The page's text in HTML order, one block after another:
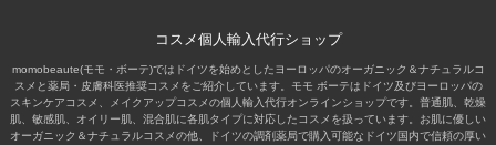
コスメ個人輸入代行ショップ
momobeaute(モモ・ボーテ)ではドイツを始めとしたヨーロッパのオーガニック＆ナチュラルコ
スメと薬局・皮膚科医推奨コスメをご紹介しています。モモ ボーテはドイツ及びヨーロッパの
スキンケアコスメ、メイクアップコスメの個人輸入代行オンラインショップです。普通肌、乾燥
肌、敏感肌、オイリー肌、混合肌に各肌タイプに対応したコスメを扱っています。お肌に優しい
オーガニック＆ナチュラルコスメの他、ドイツの調剤薬局で購入可能なドイツ国内で信頼の厚い